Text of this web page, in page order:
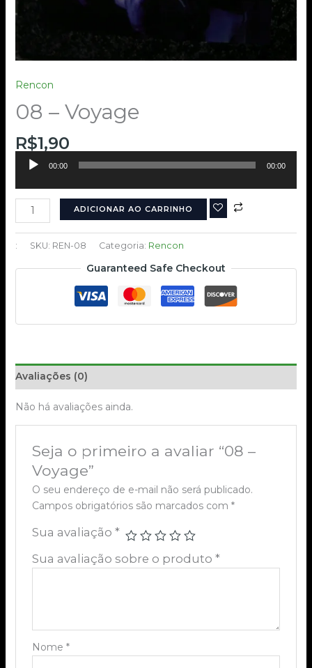
Rencon
08 – Voyage
R$1,90
Tocador
áudio
00:00 00:00
ADICIONAR AO CARRINHO
: SKU: REN-08 Categoria: Rencon
Guaranteed Safe Checkout
Avaliações (0)
Não há avaliações ainda.
Seja o primeiro a avaliar “08 –
Voyage”
O seu endereço de e-mail não será publicado.
Campos obrigatórios são marcados com *
Sua avaliação *
Sua avaliação sobre o produto *
Nome *